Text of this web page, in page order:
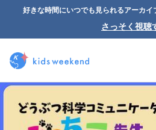
好きな時間にいつでも見られるアーカイ
さっそく視聴